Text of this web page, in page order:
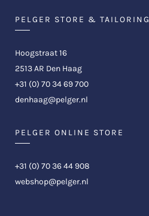
PELGER STORE & TAILORING
Hoogstraat 16
2513 AR Den Haag
+31 (0) 70 34 69 700
denhaag@pelger.nl
PELGER ONLINE STORE
+31 (0) 70 36 44 908
webshop@pelger.nl